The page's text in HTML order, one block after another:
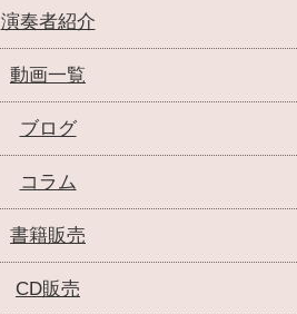
演奏者紹介
動画一覧
ブログ
コラム
書籍販売
CD販売